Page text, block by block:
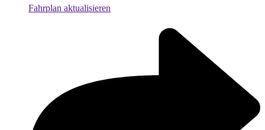
Fahrplan aktualisieren